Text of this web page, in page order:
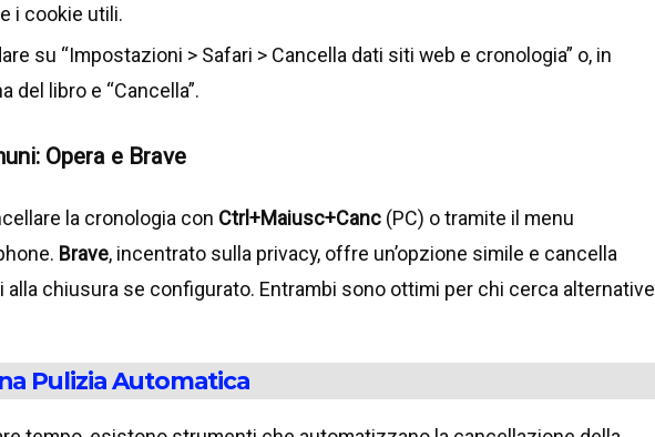
i cookie utili.
su “Impostazioni > Safari > Cancella dati siti web e cronologia” o, in
del libro e “Cancella”.
Opera e Brave
la cronologia con Ctrl+Maiusc+Canc (PC) o tramite il menu
Brave, incentrato sulla privacy, offre un’opzione simile e cancella
alla chiusura se configurato. Entrambi sono ottimi per chi cerca alternative
Pulizia Automatica